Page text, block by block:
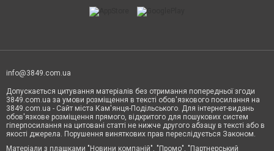
info@3849.com.ua
Допускається цитування матеріалів без отримання попередньої згоди
3849.com.ua за умови розміщення в тексті обов'язкового посилання на
3849.com.ua - Сайт міста Кам'янця-Подільського. Для інтернет-видань
обов'язкове розміщення прямого, відкритого для пошукових систем
гіперпосилання на цитовані статті не нижче другого абзацу в тексті або в
якості джерела. Порушення виняткових прав переслідується Законом.
Матеріали з плашками "Новини компаній", "Промо", "Партнерський